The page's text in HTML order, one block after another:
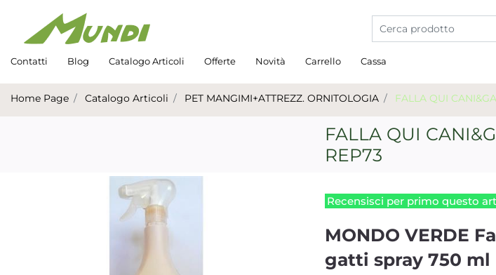
La modifica di un filtro
Contatti Blog Catalogo Articoli Offerte Novità Carrello Cassa
Home Page Catalogo Articoli PET MANGIMI+ATTREZZ. ORNITOLOGIA FALLA QUI
FALLA QUI
REP73
Recensisci per primo questo
MONDO VERDE
gatti spray 750 ml